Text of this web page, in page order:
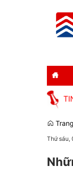
tạo việc làm
Thứ sáu,